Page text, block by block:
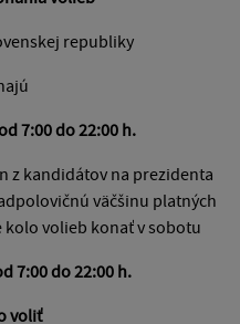
republiky
7:00 do 22:00 h.
z kandidátov na prezidenta
väčšinu platných
kolo volieb konať v sobotu
7:00 do 22:00 h.
voliť